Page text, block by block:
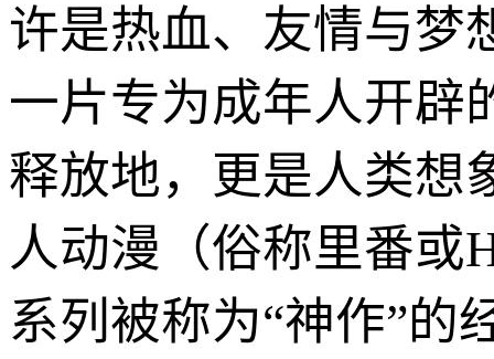
许是热血、友情与梦
一片专为成年人开辟
释放地，更是人类想
人动漫（俗称里番或
系列被称为“神作”的